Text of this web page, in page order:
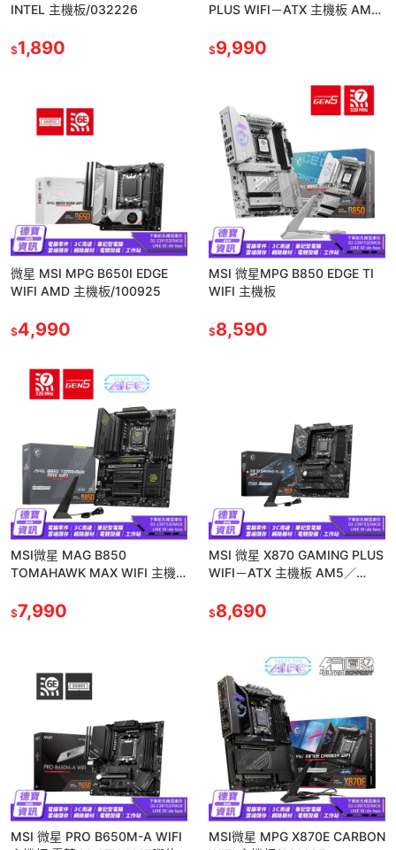
INTEL 主機板/032226
$1,890
PLUS WIFI－ATX 主機板 AM5
$9,990
微星 MSI MPG B650I EDGE
WIFI AMD 主機板/100925
$4,990
MSI 微星MPG B850 EDGE TI
WIFI 主機板
$8,590
MSI微星 MAG B850
TOMAHAWK MAX WIFI 主機
$7,990
MSI 微星 X870 GAMING PLUS
WIFI－ATX 主機板 AM5／
$8,690
MSI 微星 PRO B650M-A WIFI
MSI微星 MPG X870E CARBON